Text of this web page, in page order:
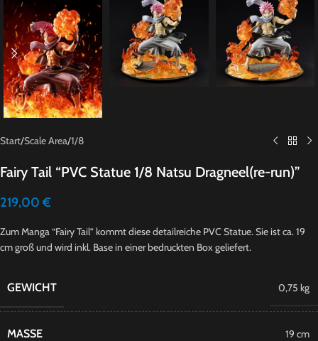
Start/Scale Area/1/8
Fairy Tail “PVC Statue 1/8 Natsu Dragneel(re-run)”
219,00 €
Zum Manga “Fairy Tail” kommt diese detailreiche PVC Statue. Sie ist ca. 19
cm groß und wird inkl. Base in einer bedruckten Box geliefert.
GEWICHT 0,75 kg
MASSE 19 cm